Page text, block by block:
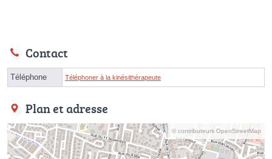
Contact
Téléphone Téléphoner à la kinésithérapeute
Plan et adresse
© contributeurs OpenStreetMap